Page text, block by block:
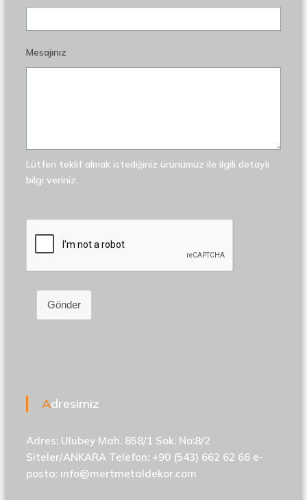
Mesajınız
Lütfen teklif almak istediğiniz ürünümüz ile ilgili detaylı
bilgi veriniz.
Gönder
Adresimiz
Adres: Ulubey Mah. 858/1 Sok. No:8/2
Siteler/ANKARA Telefon: +90 (543) 662 62 66 e-
posta: info@mertmetaldekor.com